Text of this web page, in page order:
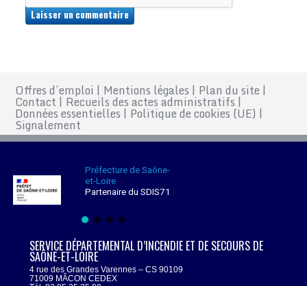
Offres d’emploi | Mentions légales | Plan du site |
Contact | Recueils des actes administratifs |
Données essentielles | Politique de cookies (UE) |
Signalement
Préfecture de Saône-
et-Loire
Partenaire du SDIS71
SERVICE DÉPARTEMENTAL D’INCENDIE ET DE SECOURS DE
SAÔNE-ET-LOIRE
4 rue des Grandes Varennes – CS 90109
71009 MÂCON CEDEX